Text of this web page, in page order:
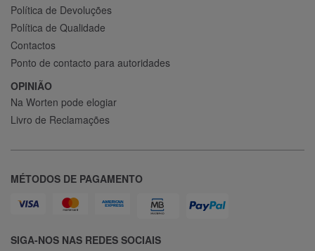
Política de Devoluções
Política de Qualidade
Contactos
Ponto de contacto para autoridades
OPINIÃO
Na Worten pode elogiar
Livro de Reclamações
MÉTODOS DE PAGAMENTO
SIGA-NOS NAS REDES SOCIAIS